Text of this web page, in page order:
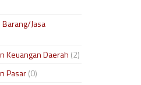
Jasa
Keuangan Daerah (2)
Pasar(0)